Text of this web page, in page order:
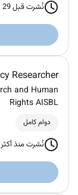
نُشرت قبل 29 يوم
Researcher
and Human
Rights AISBL
دوام كامل
نُشرت منذ أكثر من